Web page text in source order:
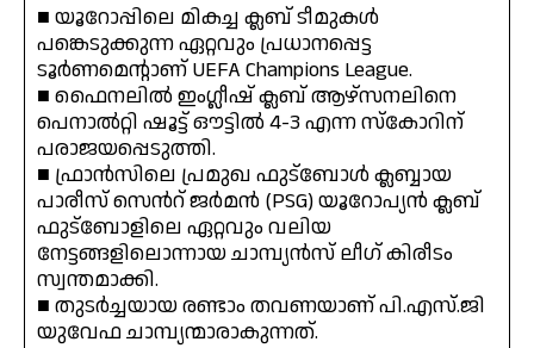
■ യൂറോപ്പിലെ മികച്ച ക്ലബ് ടീമുകൾ
പങ്കെടുക്കുന്ന ഏറ്റവും പ്രധാനപ്പെട്ട
ടൂർണമെന്റാണ് UEFA Champions League.
■ ഫൈനലിൽ ഇംഗ്ലീഷ് ക്ലബ് ആഴ്‌സനലിനെ
പെനാൽറ്റി ഷൂട്ട് ഔട്ടിൽ 4-3 എന്ന സ്കോറിന്
പരാജയപ്പെടുത്തി.
■ ഫ്രാൻസിലെ പ്രമുഖ ഫുട്ബോൾ ക്ലബ്ബായ
പാരീസ് സെൻറ് ജർമൻ (PSG) യൂറോപ്യൻ ക്ലബ്
ഫുട്ബോളിലെ ഏറ്റവും വലിയ
നേട്ടങ്ങളിലൊന്നായ ചാമ്പ്യൻസ് ലീഗ് കിരീടം
സ്വന്തമാക്കി.
■ തുടർച്ചയായ രണ്ടാം തവണയാണ് പി.എസ്.ജി
യുവേഫ ചാമ്പ്യന്മാരാകുന്നത്.